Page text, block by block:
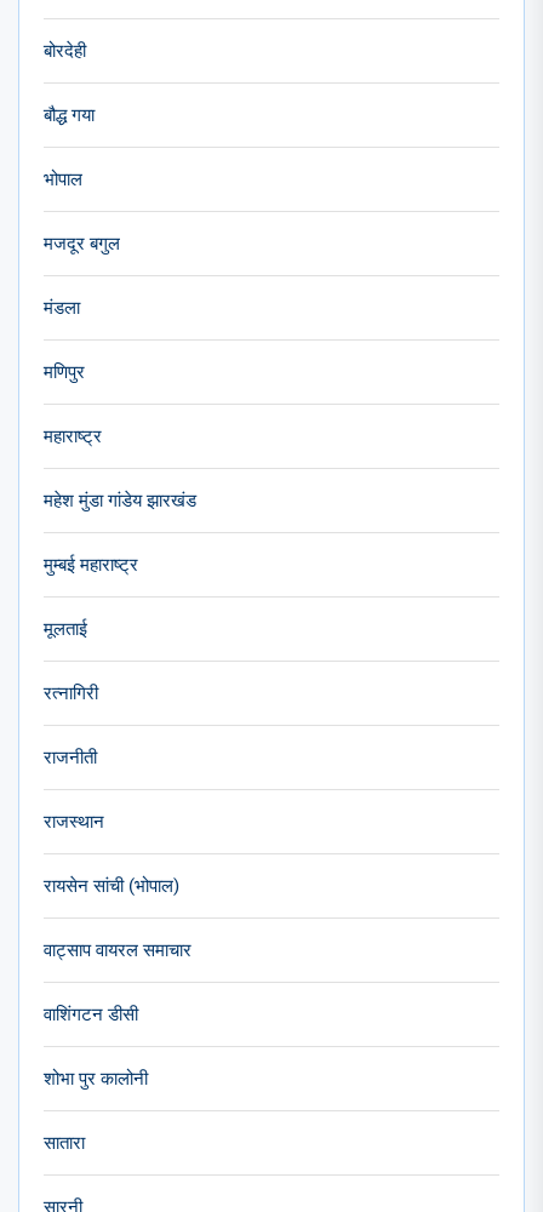
बोरदेही
बौद्ध गया
भोपाल
मजदूर बगुल
मंडला
मणिपुर
महाराष्ट्र
महेश मुंडा गांडेय झारखंड
मुम्बई महाराष्ट्र
मूलताई
रत्नागिरी
राजनीती
राजस्थान
रायसेन सांची (भोपाल)
वाट्साप वायरल समाचार
वाशिंगटन डीसी
शोभा पुर कालोनी
सातारा
सारनी